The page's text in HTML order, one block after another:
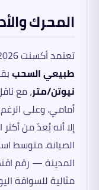
المحرك
تعتمد أكسنت RB 2026 على محرك
طبيعي السحب
نيوتن/متر، مع
أمامي. وعلى
إلا أنه يُعدّ من
الصيانة. متوسط
المدينة — رقم
مثالية للسواقة